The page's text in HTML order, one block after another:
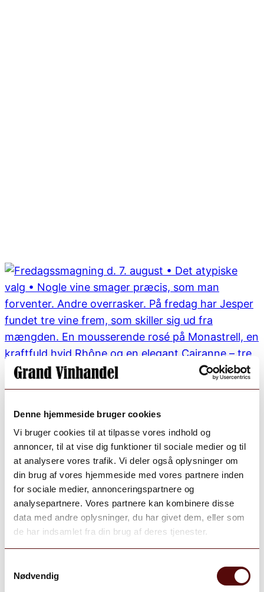
Denne hjemmeside bruger cookies
Vi bruger cookies til at tilpasse vores indhold og
annoncer, til at vise dig funktioner til sociale medier og til
at analysere vores trafik. Vi deler også oplysninger om
din brug af vores hjemmeside med vores partnere inden
for sociale medier, annonceringspartnere og
analysepartnere. Vores partnere kan kombinere disse
data med andre oplysninger, du har givet dem, eller som
de har indsamlet fra din brug af deres tjenester.
Nødvendig